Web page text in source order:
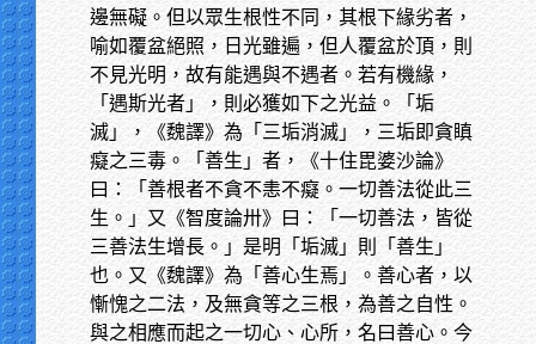
邊無礙。但以眾生根性不同，其根下緣劣者，
喻如覆盆絕照，日光雖遍，但人覆盆於頂，則
不見光明，故有能遇與不遇者。若有機緣，
「遇斯光者」，則必獲如下之光益。「垢
滅」，《魏譯》為「三垢消滅」，三垢即貪瞋
癡之三毒。「善生」者，《十住毘婆沙論》
曰：「善根者不貪不恚不癡。一切善法從此三
生。」又《智度論卅》曰：「一切善法，皆從
三善法生增長。」是明「垢滅」則「善生」
也。又《魏譯》為「善心生焉」。善心者，以
慚愧之二法，及無貪等之三根，為善之自性。
與之相應而起之一切心、心所，名曰善心。今